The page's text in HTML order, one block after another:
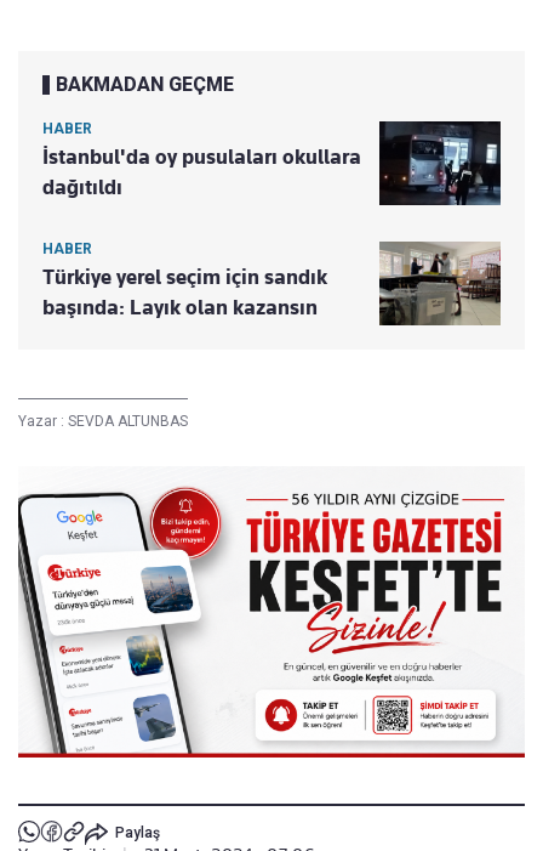
BAKMADAN GEÇME
HABER
İstanbul'da oy pusulaları okullara
dağıtıldı
HABER
Türkiye yerel seçim için sandık
başında: Layık olan kazansın
Yazar : SEVDA ALTUNBAS
Paylaş